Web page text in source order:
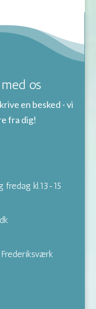
os
en besked - vi
fra dig!
fredag kl.13-15